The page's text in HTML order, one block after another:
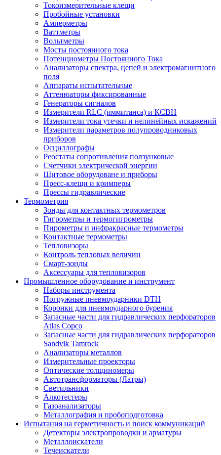
Токоизмерительные клещи
Пробойные установки
Амперметры
Ваттметры
Вольтметры
Мосты постоянного тока
Потенциометры Постоянного Тока
Анализаторы спектра, цепей и электромагнитного
поля
Аппараты испытательные
Аттенюаторы фиксированные
Генераторы сигналов
Измерители RLC (иммитанса) и КСВН
Измерители тока утечки и нелинейных искажений
Измерители параметров полупроводниковых
приборов
Осциллографы
Реостаты сопротивления ползунковые
Счетчики электрической энергии
Щитовое оборудоване и приборы
Пресс-клещи и кримперы
Прессы гидравлические
Термометрия
Зонды для контактных термометров
Гигрометры и термогигрометры
Пирометры и инфракрасные термометры
Контактные термометры
Тепловизоры
Контроль тепловых величин
Смарт-зонды
Аксессуары для тепловизоров
Промышленное оборудование и инструмент
Наборы инструмента
Погружные пневмоударники DTH
Коронки для пневмоударного бурения
Запасные части для гидравлических перфораторов
Atlas Copco
Запасные части для гидравлических перфораторов
Sandvik Tamrock
Анализаторы металлов
Измерительные проекторы
Оптические толщиномеры
Автотрансформаторы (Латры)
Светильники
Алкотестеры
Газоанализаторы
Металлография и пробоподготовка
Испытания на герметичность и поиск коммуникаций
Детекторы электропроводки и арматуры
Металлоискатели
Течеискатели